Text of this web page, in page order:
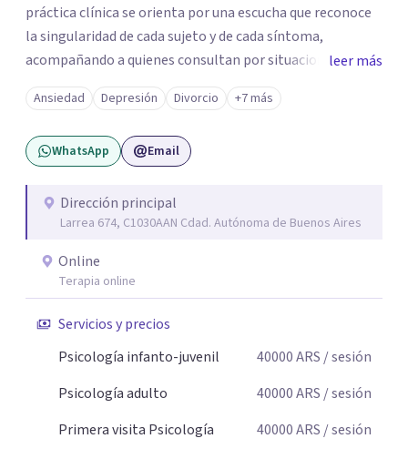
práctica clínica se orienta por una escucha que reconoce
la singularidad de cada sujeto y de cada síntoma,
acompañando a quienes consultan por situaciones de
angustia, dificultades en los vínculos, inhibiciones,
duelos, crisis vitales, padecimientos subjetivos y otros
modos de malestar. La práctica analítica propone un
espacio de palabra donde cada sujeto pueda interrogar
construcción de una respuesta singular frente a su
malestar.
leer más
Ansiedad Depresión Divorcio +7 más
WhatsApp Email
Dirección principal
Larrea 674, C1030AAN Cdad. Autónoma de Buenos Aires
Online
Terapia online
Servicios y precios
Psicología infanto-juvenil
40000ARS / sesión
Psicología adulto
40000ARS / sesión
Primera visita Psicología
40000ARS / sesión